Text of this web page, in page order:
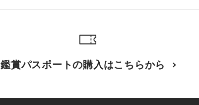
鑑賞パスポートの購入はこちらから